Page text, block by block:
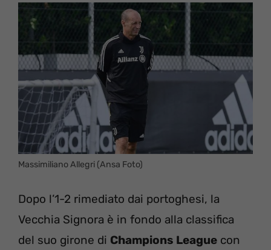
Massimiliano Allegri (Ansa Foto)
Dopo l’1-2 rimediato dai portoghesi, la
Vecchia Signora è in fondo alla classifica
del suo girone di Champions League con